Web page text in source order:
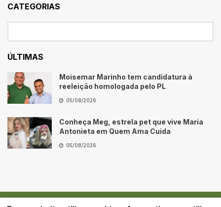
CATEGORIAS
ÚLTIMAS
Moisemar Marinho tem candidatura à
reeleição homologada pelo PL
05/08/2026
Conheça Meg, estrela pet que vive Maria
Antonieta em Quem Ama Cuida
05/08/2026